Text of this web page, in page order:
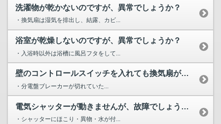
洗濯物が乾かないのですが、異常でしょうか？
・換気扇は湿気を排出し、結露、カビ...
浴室が乾燥しないのですが、異常でしょうか？
・入浴時以外は浴槽に風呂フタをして...
壁のコントロールスイッチを入れても換気扇が運転しません。故...
・分電盤ブレーカーが切れていた...
電気シャッターが動きませんが、故障でしょうか？
・シャッターにほこり・異物・水が付...